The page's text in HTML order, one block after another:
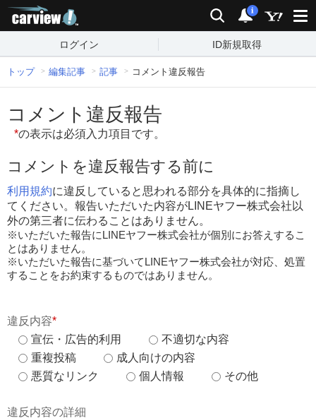
検索 通知
i
ログイン ID新規取得
トップ 編集記事 記事 コメント違反報告
コメント違反報告
*の表示は必須入力項目です。
コメントを違反報告する前に
利用規約に違反していると思われる部分を具体的に指摘し
てください。報告いただいた内容がLINEヤフー株式会社以
外の第三者に伝わることはありません。
※いただいた報告にLINEヤフー株式会社が個別にお答えするこ
とはありません。
※いただいた報告に基づいてLINEヤフー株式会社が対応、処置
することをお約束するものではありません。
違反内容*
宣伝・広告的利用
不適切な内容
重複投稿
成人向けの内容
悪質なリンク
個人情報 その他
違反内容の詳細